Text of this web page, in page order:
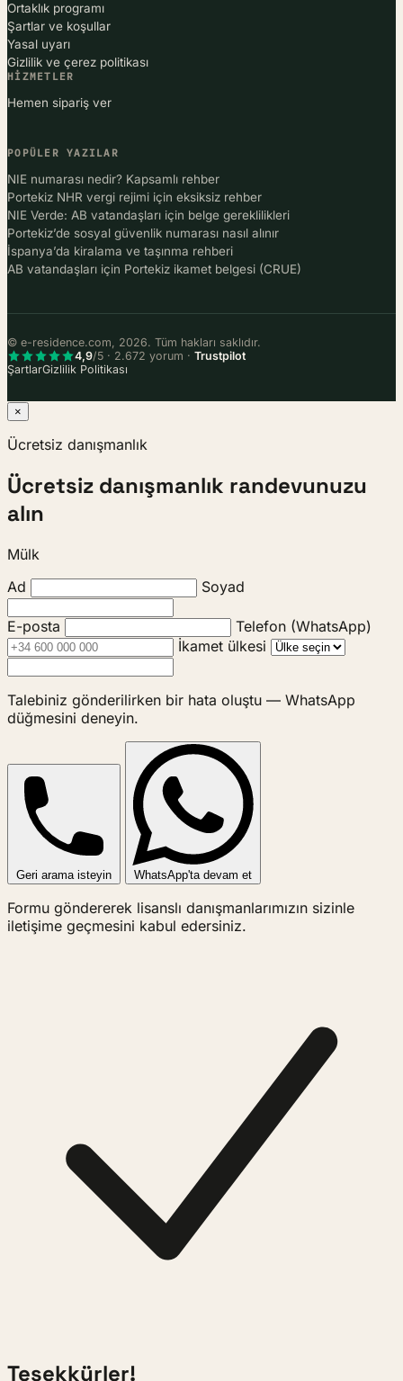
Ortaklık programı
Şartlar ve koşullar
Yasal uyarı
Gizlilik ve çerez politikası
HIZMETLER
Hemen sipariş ver
POPÜLER YAZILAR
NIE numarası nedir? Kapsamlı rehber
Portekiz NHR vergi rejimi için eksiksiz rehber
NIE Verde: AB vatandaşları için belge gereklilikleri
Portekiz’de sosyal güvenlik numarası nasıl alınır
İspanya’da kiralama ve taşınma rehberi
AB vatandaşları için Portekiz ikamet belgesi (CRUE)
© e-residence.com, 2026. Tüm hakları saklıdır.
4,9/5 · 2.672 yorum · Trustpilot
ŞartlarGizlilik Politikası
×
Ücretsiz danışmanlık
Ücretsiz danışmanlık randevunuzu
alın
Mülk
Ad
Soyad
E-posta
Telefon (WhatsApp)
İkamet ülkesi
Talebiniz gönderilirken bir hata oluştu — WhatsApp
düğmesini deneyin.
Geri arama isteyin WhatsApp'ta devam et
Formu göndererek lisanslı danışmanlarımızın sizinle
iletişime geçmesini kabul edersiniz.
Teşekkürler!